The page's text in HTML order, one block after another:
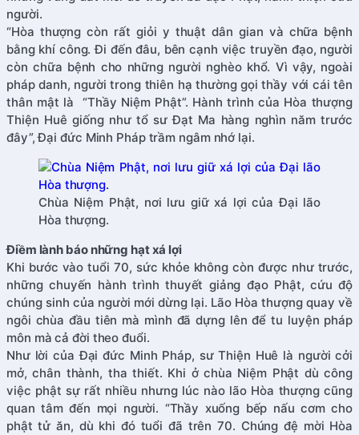
người.
“Hòa thượng còn rất giỏi y thuật dân gian và chữa bệnh
bằng khí công. Đi đến đâu, bên cạnh việc truyền đạo, người
còn chữa bệnh cho những người nghèo khổ. Vì vậy, ngoài
pháp danh, người trong thiên hạ thường gọi thầy với cái tên
thân mật là “Thầy Niệm Phật”. Hành trình của Hòa thượng
Thiện Huê giống như tổ sư Đạt Ma hàng nghìn năm trước
đây”, Đại đức Minh Pháp trầm ngâm nhớ lại.
Chùa Niệm Phật, nơi lưu giữ xá lợi của Đại lão
Hòa thượng.
Điềm lành báo những hạt xá lợi
Khi bước vào tuổi 70, sức khỏe không còn được như trước,
những chuyến hành trình thuyết giảng đạo Phật, cứu độ
chúng sinh của người mới dừng lại. Lão Hòa thượng quay về
ngôi chùa đầu tiên mà mình đã dựng lên để tu luyện pháp
môn mà cả đời theo đuổi.
Như lời của Đại đức Minh Pháp, sư Thiện Huê là người cởi
mở, chân thành, tha thiết. Khi ở chùa Niệm Phật dù công
việc phật sự rất nhiều nhưng lúc nào lão Hòa thượng cũng
quan tâm đến mọi người. “Thầy xuống bếp nấu cơm cho
phật tử ăn, dù khi đó tuổi đã trên 70. Chúng đệ mời Hòa